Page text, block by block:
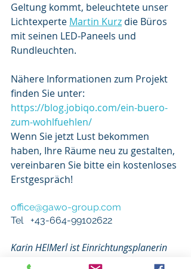
Geltung kommt, beleuchtete unser
Lichtexperte Martin Kurz die Büros
mit seinen LED-Paneels und
Rundleuchten.
Nähere Informationen zum Projekt
finden Sie unter:
https://blog.jobiqo.com/ein-buero-
zum-wohlfuehlen/
Wenn Sie jetzt Lust bekommen
haben, Ihre Räume neu zu gestalten,
vereinbaren Sie bitte ein kostenloses
Erstgespräch!
office@gawo-group.com
Tel   +43-664-99102622
Karin HEIMerl ist Einrichtungsplanerin
und Farbgestalterin. Als solche gestaltet